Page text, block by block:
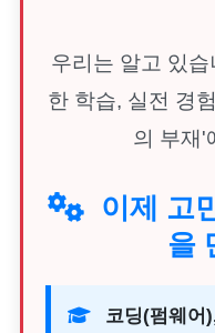
우리는 알고 있
한 학습, 실전 경
의 부재'
이제 고
을
코딩(펌웨어